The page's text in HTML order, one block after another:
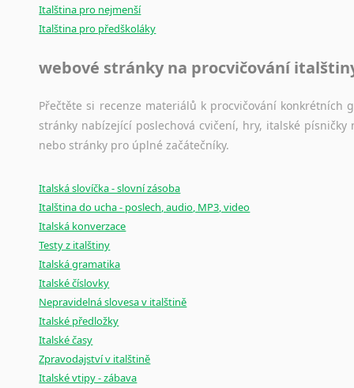
Italština pro nejmenší
Italština pro předškoláky
webové stránky na procvičování
Přečtěte si recenze materiálů k procvičování
stránky nabízející poslechová cvičení, hry, italské
nebo stránky pro úplné začátečníky.
Italská slovíčka - slovní zásoba
Italština do ucha - poslech, audio, MP3, video
Italská konverzace
Testy z italštiny
Italská gramatika
Italské číslovky
Nepravidelná slovesa v italštině
Italské předložky
Italské časy
Zpravodajství v italštině
Italské vtipy - zábava